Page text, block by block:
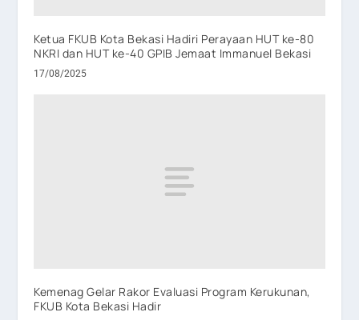
Ketua FKUB Kota Bekasi Hadiri Perayaan HUT ke-80
NKRI dan HUT ke-40 GPIB Jemaat Immanuel Bekasi
17/08/2025
Kemenag Gelar Rakor Evaluasi Program Kerukunan,
FKUB Kota Bekasi Hadir